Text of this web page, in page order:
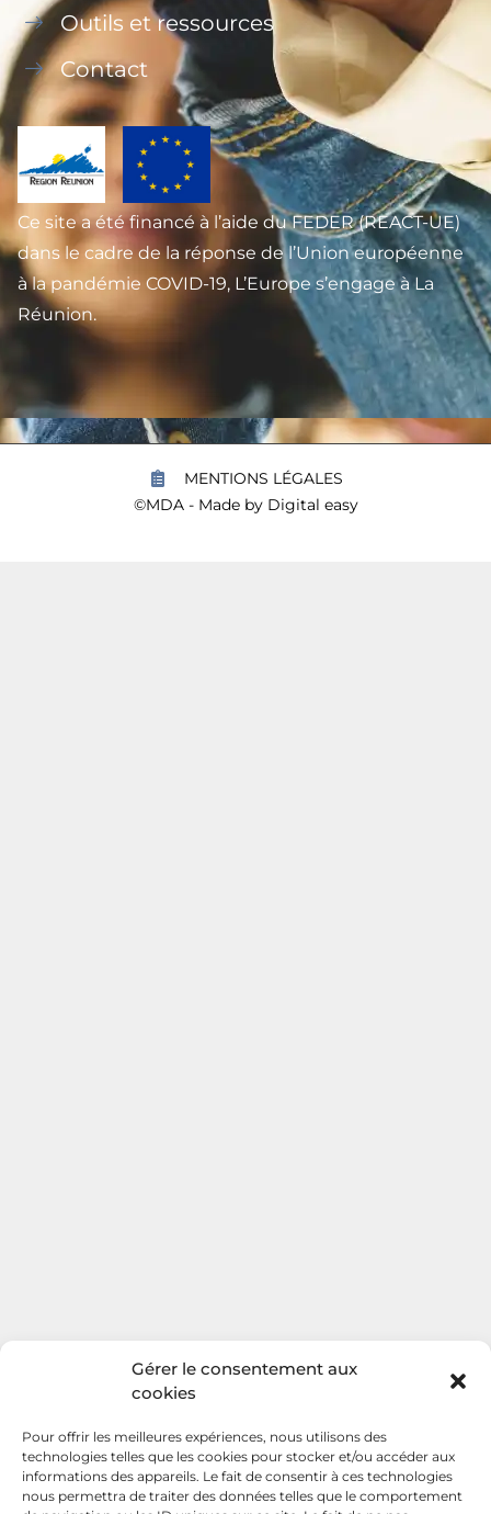
Gérer le consentement aux
cookies
Pour offrir les meilleures expériences, nous utilisons des
technologies telles que les cookies pour stocker et/ou accéder aux
informations des appareils. Le fait de consentir à ces technologies
nous permettra de traiter des données telles que le comportement
Outils et ressources
Contact
Ce site a été financé à l’aide du FEDER (REACT-UE)
dans le cadre de la réponse de l’Union européenne
à la pandémie COVID-19, L’Europe s’engage à La
Réunion.
©MDA - Made by Digital easy
MENTIONS LÉGALES